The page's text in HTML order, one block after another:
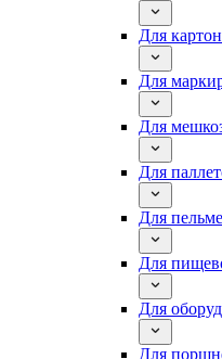
Для
Для
Для
Для
Для
Для
Для
Для